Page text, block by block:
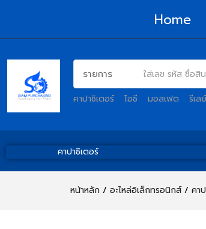
Home
คาปาซิเตอร์ ไอซี มอสเฟต รีเล
คาปาซิเตอร์
หน้าหลัก อะไหล่อิเล็กทรอนิกส์ คา